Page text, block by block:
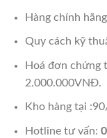
Hàng chính
Quy cách kỹ
Hoá đơn chứng
2.000.000VNĐ.
Kho hàng tại
Hotline tư vấn: